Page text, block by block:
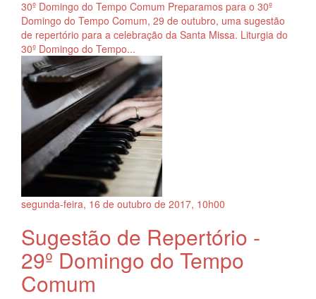
30º Domingo do Tempo Comum Preparamos para o 30º
Domingo do Tempo Comum, 29 de outubro, uma sugestão
de repertório para a celebração da Santa Missa. Liturgia do
30º Domingo do Tempo...
segunda-feira, 16 de outubro de 2017, 10h00
Sugestão de Repertório -
29º Domingo do Tempo
Comum